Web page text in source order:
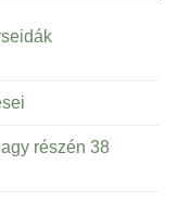
részén 38